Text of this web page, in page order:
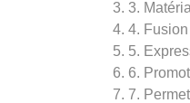
3.
4.
5.
6.
7.